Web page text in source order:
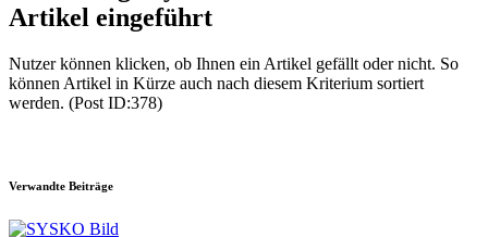
Artikel eingeführt
Nutzer können klicken, ob Ihnen ein Artikel gefällt oder nicht. So
können Artikel in Kürze auch nach diesem Kriterium sortiert
werden. (Post ID:378)
Verwandte Beiträge